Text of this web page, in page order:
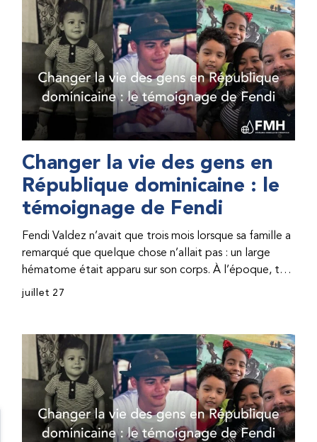
Changer la vie des gens en
République dominicaine : le
témoignage de Fendi
Fendi Valdez n’avait que trois mois lorsque sa famille a
remarqué que quelque chose n’allait pas : un large
hématome était apparu sur son corps. À l’époque, très
peu de professionnel·les de santé de République
correct, le traitement était encore largement
indisponible. Les concentrés de facteur étaient chers
et difficiles à se procurer. Afin que son traitement dure
plus longtemps, Fendi prenait parfois une dose
inférieure à celle prescrite. À cause de ces soins limités,
il avait fréquemment des saignements, manquait
juillet 27